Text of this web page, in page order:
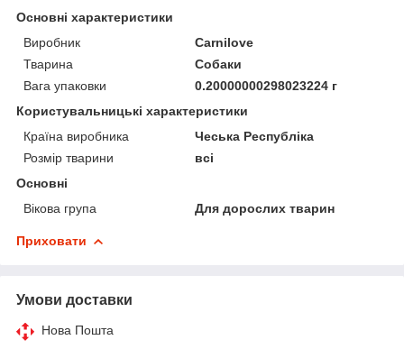
Основні характеристики
Виробник
Carnilove
Тварина
Собаки
Вага упаковки
0.20000000298023224 г
Користувальницькі характеристики
Країна виробника
Чеська Республіка
Розмір тварини
всі
Основні
Вікова група
Для дорослих тварин
Приховати
Умови доставки
Нова Пошта